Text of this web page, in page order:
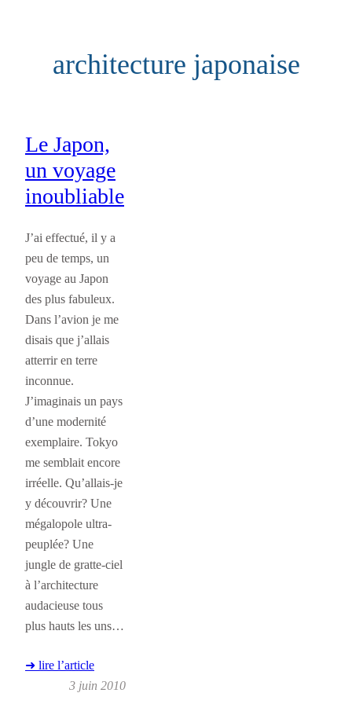
architecture japonaise
Le Japon,
un voyage
inoubliable
J’ai effectué, il y a
peu de temps, un
voyage au Japon
des plus fabuleux.
Dans l’avion je me
disais que j’allais
atterrir en terre
inconnue.
J’imaginais un pays
d’une modernité
exemplaire. Tokyo
me semblait encore
irréelle. Qu’allais-je
y découvrir? Une
mégalopole ultra-
peuplée? Une
jungle de gratte-ciel
à l’architecture
audacieuse tous
plus hauts les uns…
➜ lire l’article
3 juin 2010